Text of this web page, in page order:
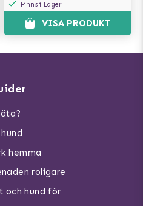
Finns i Lager
VISA PRODUKT
hemma
roligare
och hund för